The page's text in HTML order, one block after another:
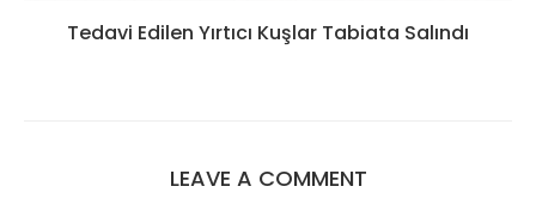
Tedavi Edilen Yırtıcı Kuşlar Tabiata Salındı
LEAVE A COMMENT